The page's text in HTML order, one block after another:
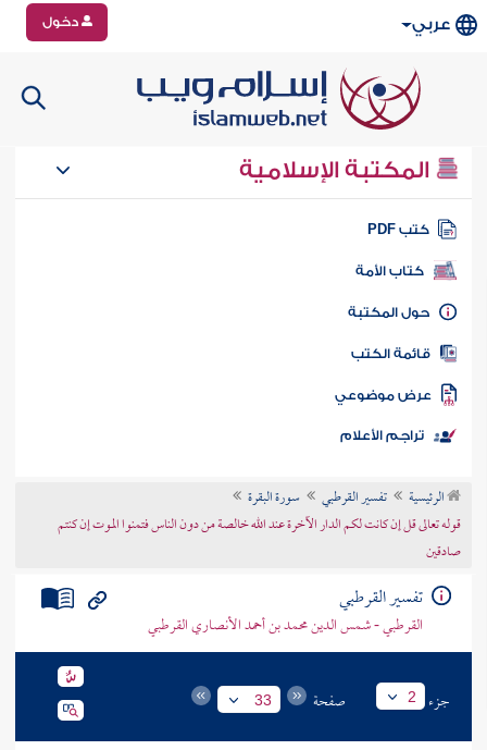
عربي دخول
المكتبة الإسلامية
كتب PDF
كتاب الأمة
المكتبة
الكتب
موضوعي
تراجم الأعلام
الرئيسية تفسير القرطبي
سورة البقرة
قوله تعالى قل إن كانت لكم الدار الآخرة عند الله خالصة من دون الناس فتمنوا الموت إن كنتم
صادقين
تفسير القرطبي
القرطبي - شمس الدين محمد بن أحمد الأنصاري القرطبي
جزء 2 صفحة 33